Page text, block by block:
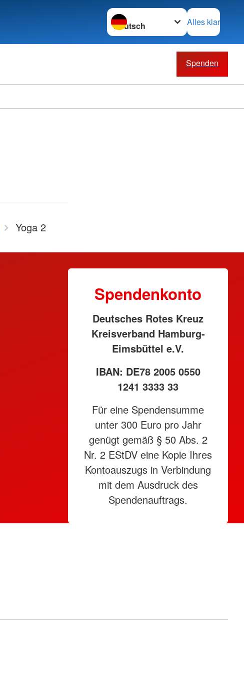
Sprache wechseln zu
Alles klar
Spenden
Yoga 2
Spendenkonto
Deutsches Rotes Kreuz
Kreisverband Hamburg-
Eimsbüttel e.V.
IBAN: DE78 2005 0550
1241 3333 33
Für eine Spendensumme
unter 300 Euro pro Jahr
genügt gemäß § 50 Abs. 2
Nr. 2 EStDV eine Kopie Ihres
Kontoauszugs in Verbindung
mit dem Ausdruck des
Spendenauftrags.